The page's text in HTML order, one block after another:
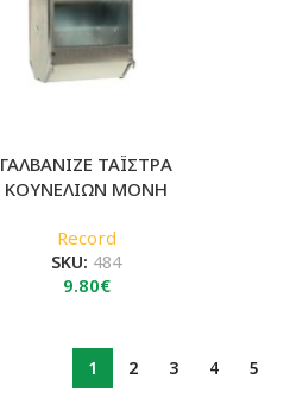
ΓΑΛΒΑΝΙΖΕ ΤΑΪΣΤΡΑ
ΚΟΥΝΕΛΙΩΝ ΜΟΝΗ
Record
SKU: 484
9.80€
1 2 3 4 5